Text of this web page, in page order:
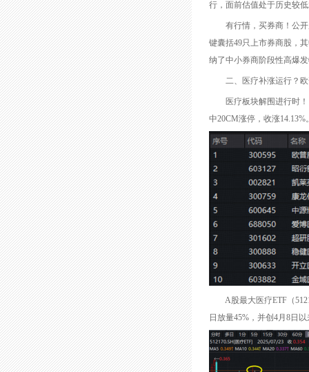
行，面前估值处于历史较
有行情，买券商！公开府
键囊括49只上市券商股，
纳了中小券商阶段性高爆
二、医疗补涨运行？欧
医疗板块解围进行时！
中20CM涨停，收涨14.13%
A股最大医疗ETF（
日放量45%，并创4月8日